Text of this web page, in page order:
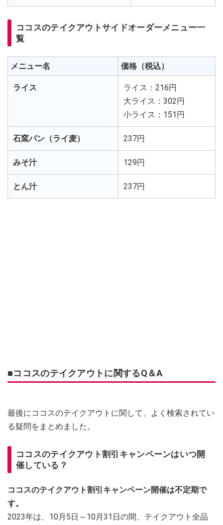
ココスのテイクアウトサイドオーダーメニュー一
覧
メニュー名 価格（税込）
ライス
ライス：216円
大ライス：302円
小ライス：151円
石窯パン（ライ麦） 237円
みそ汁 129円
とん汁 237円
■ココスのテイクアウトに関するQ＆A
最後にココスのテイクアウトに関して、よく検索されてい
る疑問をまとめました。
ココスのテイクアウト割引キャンペーンはいつ開
催している？
ココスのテイクアウト割引キャンペーン開催は不定期で
す。
2023年は、10月5日～10月31日の間、テイクアウト全品